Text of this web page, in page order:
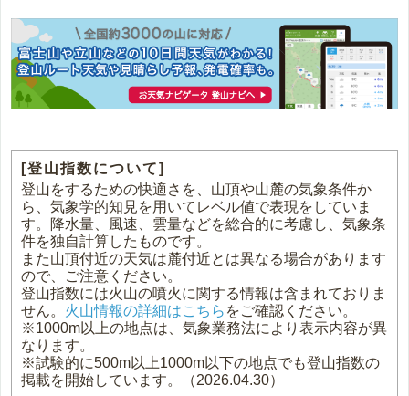
[登山指数について]
登山をするための快適さを、山頂や山麓の気象条件か
ら、気象学的知見を用いてレベル値で表現をしていま
す。降水量、風速、雲量などを総合的に考慮し、気象条
件を独自計算したものです。
また山頂付近の天気は麓付近とは異なる場合があります
ので、ご注意ください。
登山指数には火山の噴火に関する情報は含まれておりま
せん。 火山情報の詳細はこちら をご確認ください。
※1000m以上の地点は、気象業務法により表示内容が異
なります。
※試験的に500m以上1000m以下の地点でも登山指数の
掲載を開始しています。（2026.04.30）